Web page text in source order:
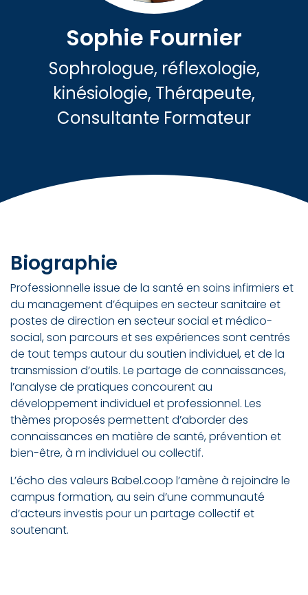
Sophie Fournier
Sophrologue, réflexologie,
kinésiologie, Thérapeute,
Consultante Formateur
Biographie
Professionnelle issue de la santé en soins infirmiers et
du management d’équipes en secteur sanitaire et
postes de direction en secteur social et médico-
social, son parcours et ses expériences sont centrés
de tout temps autour du soutien individuel, et de la
transmission d’outils. Le partage de connaissances,
l’analyse de pratiques concourent au
développement individuel et professionnel. Les
thèmes proposés permettent d’aborder des
connaissances en matière de santé, prévention et
bien-être, à m individuel ou collectif.
L’écho des valeurs Babel.coop l’amène à rejoindre le
campus formation, au sein d’une communauté
d’acteurs investis pour un partage collectif et
soutenant.